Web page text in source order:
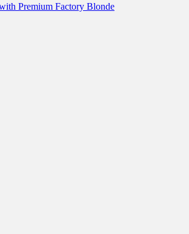
Premium Factory Blonde